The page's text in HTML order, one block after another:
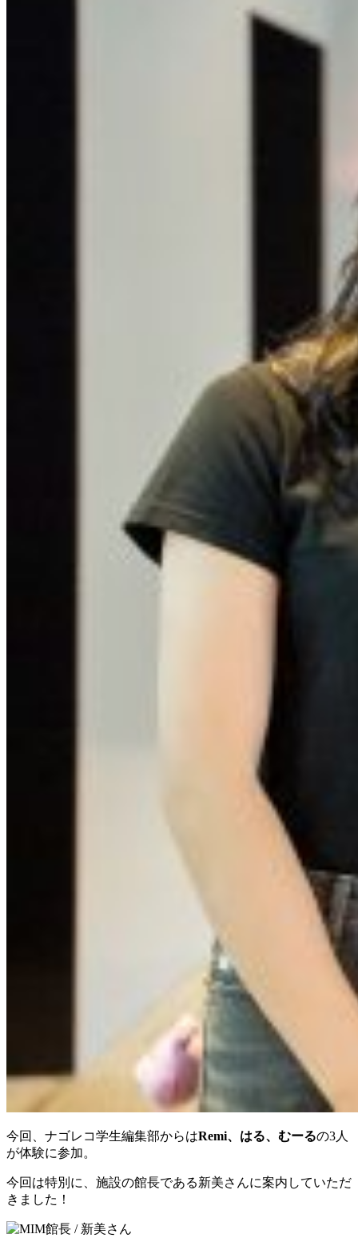
今回、ナゴレコ学生編集部からはRemi、はる、むーるの3人
が体験に参加。
今回は特別に、施設の館長である新美さんに案内していただ
きました！